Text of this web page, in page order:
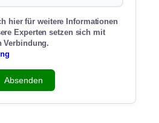
hier für weitere Informationen
Experten setzen sich mit
Verbindung.
Absenden